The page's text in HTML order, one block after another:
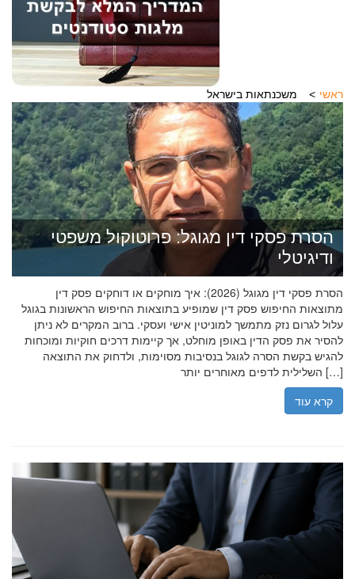
ראשי משכנתאות בישראל
הסרת פסקי דין מגוגל: פרוטוקול משפטי
ודיגיטלי
הסרת פסקי דין מגוגל (2026): איך מוחקים או דוחקים פסק דין
מתוצאות החיפוש פסק דין שמופיע בתוצאות החיפוש הראשונות בגוגל
עלול לגרום נזק מתמשך למוניטין אישי ועסקי. ברוב המקרים לא ניתן
להסיר את פסק הדין באופן מוחלט, אך קיימות דרכים חוקיות ומוכחות
להגיש בקשת הסרה לגוגל בנסיבות מסוימות, ולדחוק את התוצאה
השלילית לדפים מאוחרים יותר […]
קרא עוד